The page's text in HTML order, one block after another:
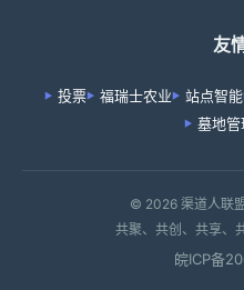
友
投票 福瑞士农业 站点智能
墓地
© 2026 渠道人联
共聚、共创、共享、
皖ICP备